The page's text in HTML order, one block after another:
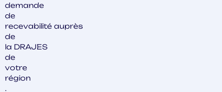
demande
de
recevabilité auprès
de
la DRAJES
de
votre
région
.